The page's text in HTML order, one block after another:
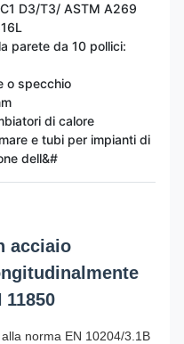
D3/T3/ ASTM A269
parete da 10 pollici:
o specchio
di calore
e tubi per impianti di
dell&#
acciaio
norma EN 10204/3.1B